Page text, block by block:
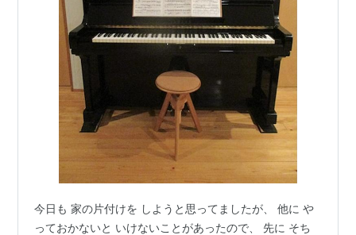
今日も 家の片付けを しようと思ってましたが、 他に や
っておかないと いけないことがあったので、 先に そち